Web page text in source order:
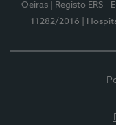
Oeiras
| Registo ERS -
11282/2016
|